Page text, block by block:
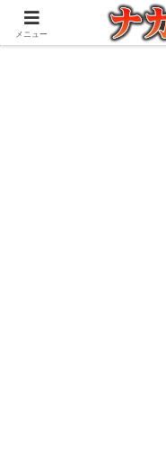
アウトドアとガジェッ
メニュー